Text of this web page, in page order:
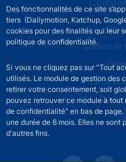
Des fonctionnalités de ce site
tiers (Dailymotion, Katchup,
cookies pour des finalités qui leur
politique de confidentialité.
Si vous ne cliquez pas sur "Tout
utilisés. Le module de gestion des
retirer votre consentement, soit
pouvez retrouver ce module à tout
de confidentialité" en bas de
une durée de 6 mois. Elles ne sont
d'autres fins.
Footer secondary menu
Sourds et
La